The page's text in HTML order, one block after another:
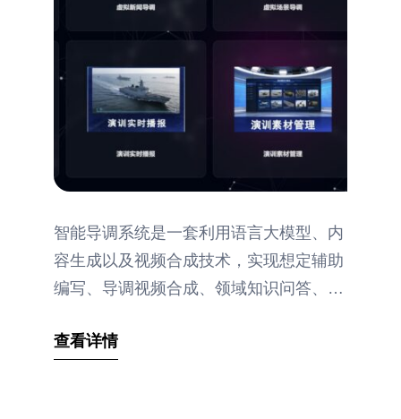
智能导调系统是一套利用语言大模型、内
容生成以及视频合成技术，实现想定辅助
编写、导调视频合成、领域知识问答、公
查看详情